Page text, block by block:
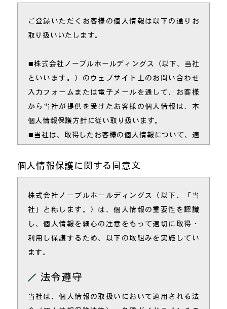
ご登録いただくお客様の個人情報は以下の通りお
取り扱いいたします。
■株式会社ノーブルホールディングス（以下、当社
といいます。）のウェブサイト上のお問い合わせ
入力フォームまたは電子メールを通して、お客様
から当社が提供を受けたお客様の個人情報は、本
個人情報保護方針に従い取り扱います。
■当社は、取得したお客様の個人情報について、適
情報の漏えい、紛失、破壊、改ざん又はお客様の
個人情報への不正なアクセスを防止することに努
めます。
■当社は、お客様の個人情報を次の各号の目的の達
成に必要な範囲でのみ使用いたします。
1．お客様と当社との間で締結した契約の履行
2．お客様に対する建築・リフォーム工事、不動
3．お問い合わせに対する返信、資料請求などの
個人情報保護に関する同意文
株式会社ノーブルホールディングス（以下、「当
社」と称します。）は、個人情報の重要性を認識
し、個人情報を細心の注意をもって適切に取得・
利用し保護するため、以下の取組みを実施してい
ます。
法令遵守
当社は、個人情報の取扱いにおいて適用される法